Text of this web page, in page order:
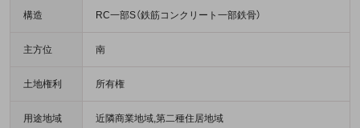
構造 RC一部S（鉄筋コンクリート一部鉄骨）
主方位 南
土地権利 所有権
用途地域 近隣商業地域,第二種住居地域